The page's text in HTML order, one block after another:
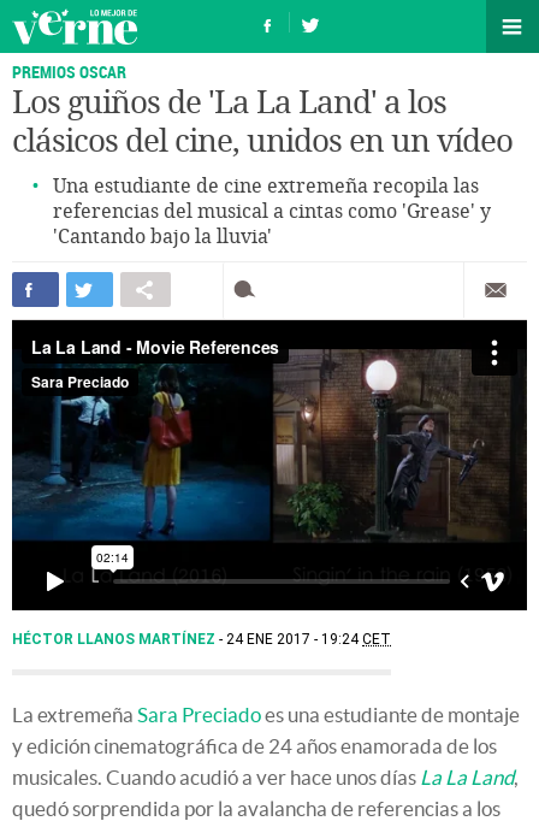
PREMIOS OSCAR
Los guiños de 'La La Land' a los
clásicos del cine, unidos en un vídeo
Una estudiante de cine extremeña recopila las
referencias del musical a cintas como 'Grease' y
'Cantando bajo la lluvia'
HÉCTOR LLANOS MARTÍNEZ 24 ENE 2017 - 19:24CET
La extremeña Sara Preciadoes una estudiante de montaje
y edición cinematográfica de 24 años enamorada de los
musicales. Cuando acudió a ver hace unos días La La Land,
quedó sorprendida por la avalancha de referencias a los